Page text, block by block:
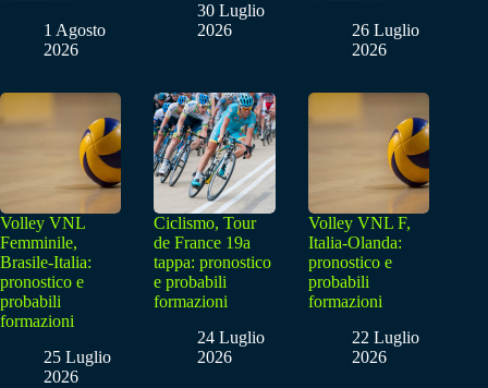
1 Agosto
2026
30 Luglio
2026
26 Luglio
2026
Volley VNL
Femminile,
Brasile-Italia:
pronostico e
probabili
formazioni
25 Luglio
2026
Ciclismo, Tour
de France 19a
tappa: pronostico
e probabili
formazioni
24 Luglio
2026
Volley VNL F,
Italia-Olanda:
pronostico e
probabili
formazioni
22 Luglio
2026